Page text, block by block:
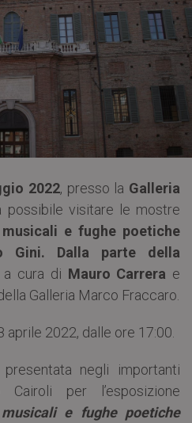
2022, presso la Galleria
possibile visitare le mostre
musicali e fughe poetiche
Gini. Dalla parte della
cura di Mauro Carrera e
Galleria Marco Fraccaro.
aprile 2022, dalle ore 17:00.
negli importanti
per l’esposizione
e fughe poetiche